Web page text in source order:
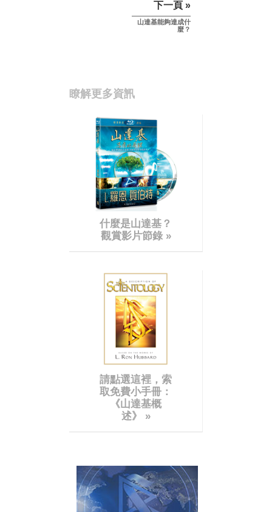
下一頁 »
山達基能夠達成什
麼？
瞭解更多資訊
什麼是山達基？
觀賞影片節錄 »
請點選這裡，索
取免費小手冊：
《山達基概
述》
»